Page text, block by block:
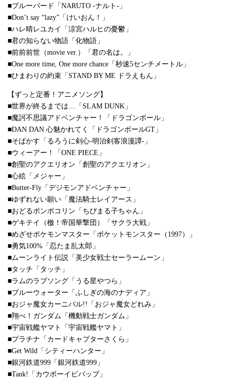
■ブルーバード「NARUTO -ナルト-」
■Don’t say “lazy”「けいおん！」
■ハレ晴レユカイ「涼宮ハルヒの憂鬱」
■君の知らない物語「化物語」
■前前前世（movie ver.）「君の名は。」
■One more time, One more chance「秒速5センチメートル」
■ひまわりの約束「STAND BY ME ドラえもん」
【ずっと定番！アニメソング】
■世界が終るまでは…「SLAM DUNK」
■魔訶不思議アドベンチャー！「ドラゴンボール」
■DAN DAN 心魅かれてく「ドラゴンボールGT」
■そばかす「るろうに剣心-明治剣客浪漫譚-」
■ウィーアー！「ONE PIECE」
■創聖のアクエリオン「創聖のアクエリオン」
■心絵「メジャー」
■Butter-Fly「デジモンアドベンチャー」
■ゆずれない願い「魔法騎士レイアース」
■おどるポンポコリン「ちびまる子ちゃん」
■ゲキテイ（檄！帝国華撃団）「サクラ大戦」
■めざせポケモンマスター「ポケットモンスター（1997）」
■勇気100%「忍たま乱太郎」
■ムーンライト伝説「美少女戦士セーラームーン」
■タッチ「タッチ」
■ラムのラブソング「うる星やつら」
■ブルーウォーター「ふしぎの海のナディア」
■おジャ魔女カーニバル!!「おジャ魔女どれみ」
■翔べ！ガンダム「機動戦士ガンダム」
■宇宙戦艦ヤマト「宇宙戦艦ヤマト」
■プラチナ「カードキャプターさくら」
■Get Wild「シティーハンター」
■銀河鉄道999「銀河鉄道999」
■Tank!「カウボーイビバップ」